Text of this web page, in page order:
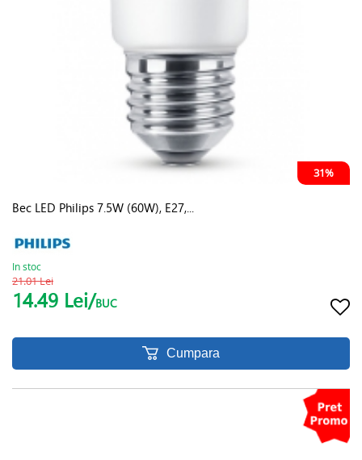
31%
Bec LED Philips 7.5W (60W), E27,...
In stoc
21.01 Lei
14.49 Lei/BUC
Cumpara